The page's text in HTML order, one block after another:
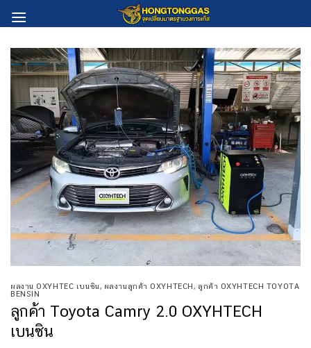
to
ผลงาน OXYHTEC เบนซิน, ผลงานลูกค้า OXYHTECH , ลูกค้า OXYHTECH TOYOTA
BENSIN
ลูกค้า Toyota Camry 2.0 OXYHTECH
เบนซิน